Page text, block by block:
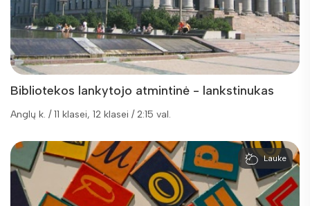
Bibliotekos lankytojo atmintinė - lankstinukas
Anglų k. / 11 klasei, 12 klasei / 2:15 val.
Lauke